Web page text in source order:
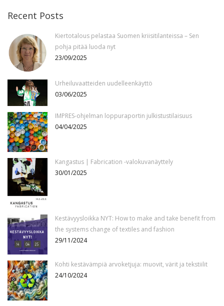
Recent Posts
Kiertotalous pelastaa Suomen kriisitilanteissa – Sen
pohja pitää luoda nyt
23/09/2025
Urheiluvaatteiden uudelleenkäyttö
03/06/2025
IMPRES-ohjelman loppuraportin julkistustilaisuus
04/04/2025
Kangastus | Fabrication -valokuvanäyttely
30/01/2025
Kestävyysloikka NYT: How to make and take benefit from
the systems change of textiles and fashion
29/11/2024
Kohti kestävämpiä arvoketjuja: muovit, värit ja tekstiilit
24/10/2024